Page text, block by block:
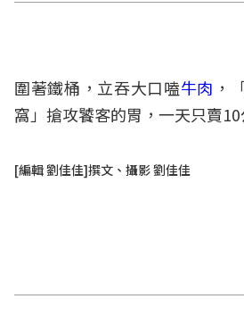
圍著鐵桶，立吞大口嗑牛肉 ，
窩」搶攻饕客的胃，一天只賣
[編輯 劉佳佳]撰文、攝影 劉佳佳